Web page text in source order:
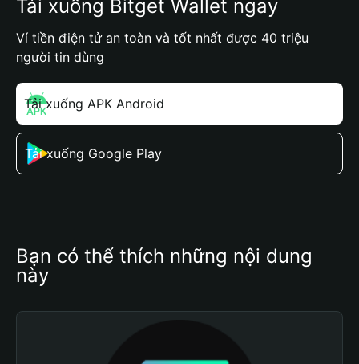
Tải xuống Bitget Wallet ngay
Ví tiền điện tử an toàn và tốt nhất được 40 triệu
người tin dùng
Tải xuống APK Android
Tải xuống Google Play
Bạn có thể thích những nội dung
này